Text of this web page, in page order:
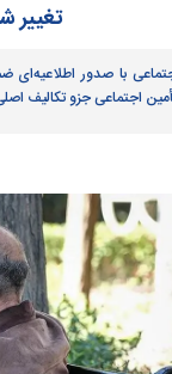
تغییر
با صدور
اجتماعی جزو تکالیف